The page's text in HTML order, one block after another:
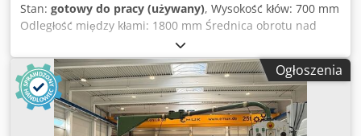
Stan: gotowy do pracy (używany), Wysokość kłów: 700 mm
Odległość między kłami: 1800 mm Średnica obrotu nad
łóżkiem/w wybraniu: 1300/1740 mm Średnica toczenia nad
suportem: 740 mm 12 prędkości wrzeciona: 3 - 135
obr./min Cedpfx Akeyn Ed Nswjrf 12 posuwów: 0,15 - 2
mm/obr. Zakres regulacji górnego suportu: 350 mm
Przyłącze elektryczne: 380 V, 6,6 kW Waga ok.: 5,5 t
Zapotrzebowanie na miejsce: 3800 x 1600 x 1700 mm
Ogłoszenia